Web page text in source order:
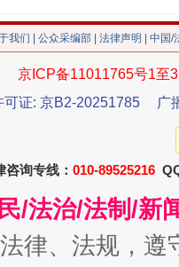
我们 公众采编部 法律声明 | 中国
京ICP备11011765号1至
可证: 京B2-20251785
广
询专线： 010-89525216
/法治/法制/新
律、法规，